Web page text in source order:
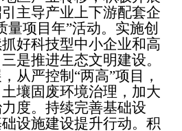
主导产业上下游配套企
量项目年”活动。实施创
好科技型中小企业和高
是推进生态文明建设。
从严控制“两高”项目，
壤固废环境治理，加大
度。持续完善基础设
设施建设提升行动。积